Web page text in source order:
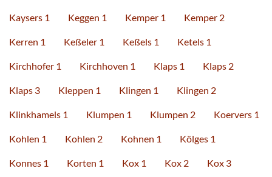
Kaysers 1 Keggen 1 Kemper 1 Kemper 2
Kerren 1 Keßeler 1 Keßels 1 Ketels 1
Kirchhofer 1 Kirchhoven 1 Klaps 1 Klaps 2
Klaps 3 Kleppen 1 Klingen 1 Klingen 2
Klinkhamels 1 Klumpen 1 Klumpen 2 Koervers 1
Kohlen 1 Kohlen 2 Kohnen 1 Kölges 1
Konnes 1 Korten 1 Kox 1 Kox 2 Kox 3